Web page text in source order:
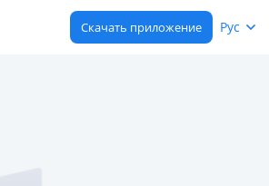
Скачать приложение Рус